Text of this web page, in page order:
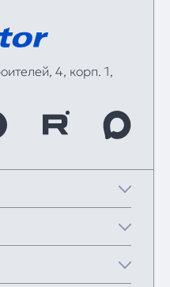
4, корп. 1,